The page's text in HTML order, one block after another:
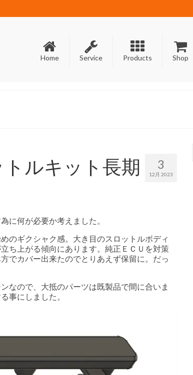
Home Service Products Shop
3
12月 2023
ルキット長期
に何が必要か考えました。
のギクシャク感。大き目のスロットルボディ
ち上がる傾向にあります。純正ＥＣＵを対策
でカバー出来たのでとりあえず保留に。だっ
なので、大抵のパーツは既製品で間に合いま
事にしました。